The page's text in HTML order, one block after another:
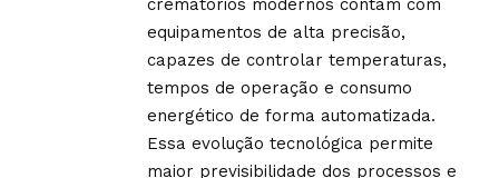
crematórios modernos contam com
equipamentos de alta precisão,
capazes de controlar temperaturas,
tempos de operação e consumo
energético de forma automatizada.
Essa evolução tecnológica permite
maior previsibilidade dos processos e